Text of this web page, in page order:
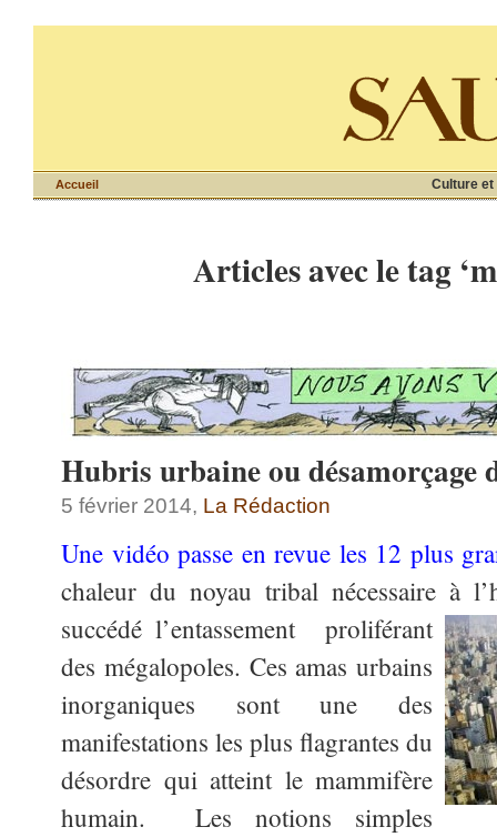
Culture et
Accueil
Articles avec le tag
Hubris urbaine ou désamorçage
5 février 2014, La Rédaction
Une vidéo passe en revue les 12 plus
chaleur du noyau tribal nécessaire à
succédé l’entassement proliférant
des mégalopoles. Ces amas urbains
inorganiques sont une des
manifestations les plus flagrantes du
désordre qui atteint le mammifère
humain. Les notions simples